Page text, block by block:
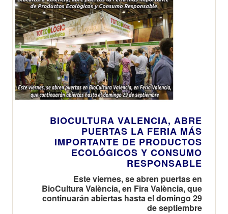
BIOCULTURA VALENCIA, ABRE
PUERTAS LA FERIA MÁS
IMPORTANTE DE PRODUCTOS
ECOLÓGICOS Y CONSUMO
RESPONSABLE
Este viernes, se abren puertas en
BioCultura València, en Fira València, que
continuarán abiertas hasta el domingo 29
de septiembre